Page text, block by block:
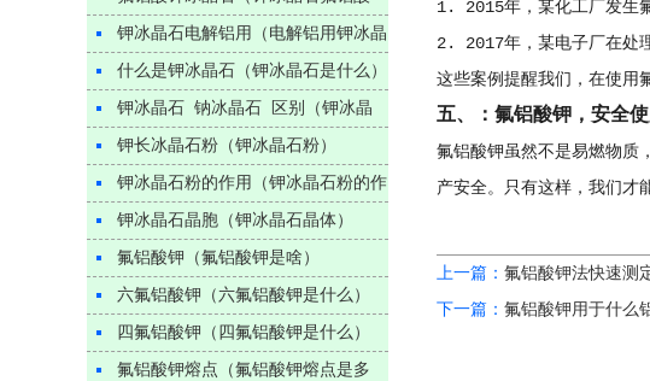
钾）钾冰晶石电解铝用（电解铝用钾冰晶
石）什么是钾冰晶石（钾冰晶石是什么）
钾冰晶石 钠冰晶石 区别（钾冰晶
石和钠冰晶石的区别）
钾长冰晶石粉（钾冰晶石粉）
钾冰晶石粉的作用（钾冰晶石粉的作
用与用途）
钾冰晶石晶胞（钾冰晶石晶体）
氟铝酸钾（氟铝酸钾是啥）
六氟铝酸钾（六氟铝酸钾是什么）
四氟铝酸钾（四氟铝酸钾是什么）
氟铝酸钾熔点（氟铝酸钾熔点是多
1. 2015年，某化工厂发生
2. 2017年，某电子厂在处
这些案例提醒我们，在使用
五、：氟铝酸钾，安全
氟铝酸钾虽然不是易燃物质
产安全。只有这样，我们才
上一篇： 氟铝酸钾法快速测
下一篇： 氟铝酸钾用于什么